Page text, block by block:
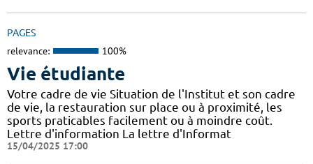
PAGES
relevance: 100%
Vie étudiante
Votre cadre de vie Situation de l'Institut et son cadre
de vie, la restauration sur place ou à proximité, les
sports praticables facilement ou à moindre coût.
Lettre d'information La lettre d'Informat
15/04/2025 17:00